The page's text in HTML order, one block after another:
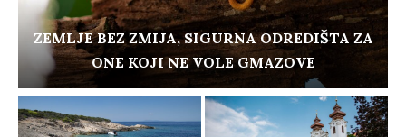
VRIJEME JE DA POSJETITE MAĐARSKE
TOPLICE